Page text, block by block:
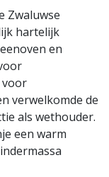
Zwaluwse
hartelijk
en
voor
verwelkomde de
als wethouder.
een warm